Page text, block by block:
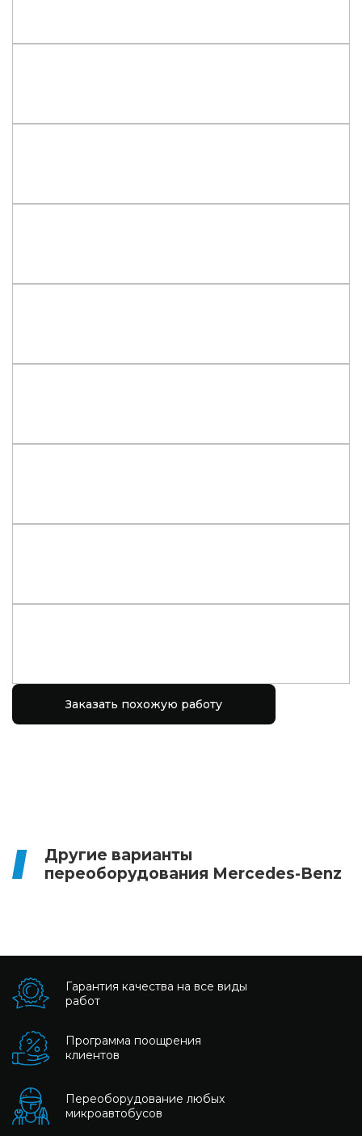
Заказать похожую работу
Другие варианты
переоборудования Mercedes-Benz
Гарантия качества на все виды
работ
Программа поощрения
клиентов
Переоборудование любых
микроавтобусов